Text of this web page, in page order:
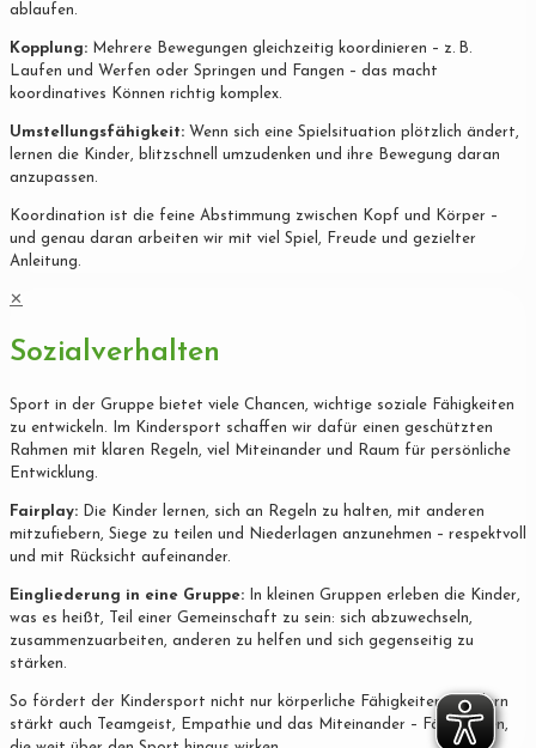
ablaufen.
Kopplung: Mehrere Bewegungen gleichzeitig koordinieren – z. B.
Laufen und Werfen oder Springen und Fangen – das macht
koordinatives Können richtig komplex.
Umstellungsfähigkeit: Wenn sich eine Spielsituation plötzlich ändert,
lernen die Kinder, blitzschnell umzudenken und ihre Bewegung daran
anzupassen.
Koordination ist die feine Abstimmung zwischen Kopf und Körper –
und genau daran arbeiten wir mit viel Spiel, Freude und gezielter
Anleitung.
✕
Sozialverhalten
Sport in der Gruppe bietet viele Chancen, wichtige soziale Fähigkeiten
zu entwickeln. Im Kindersport schaffen wir dafür einen geschützten
Rahmen mit klaren Regeln, viel Miteinander und Raum für persönliche
Entwicklung.
Fairplay: Die Kinder lernen, sich an Regeln zu halten, mit anderen
mitzufiebern, Siege zu teilen und Niederlagen anzunehmen – respektvoll
und mit Rücksicht aufeinander.
Eingliederung in eine Gruppe: In kleinen Gruppen erleben die Kinder,
was es heißt, Teil einer Gemeinschaft zu sein: sich abzuwechseln,
zusammenzuarbeiten, anderen zu helfen und sich gegenseitig zu
stärken.
So fördert der Kindersport nicht nur körperliche Fähigkeiten, sondern
stärkt auch Teamgeist, Empathie und das Miteinander – Fähigkeiten,